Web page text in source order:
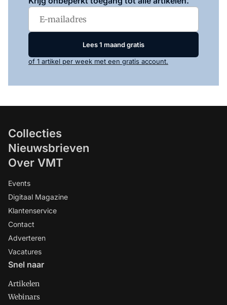
Lees 1 maand gratis
of 1 artikel per week met een gratis account.
Collecties
Nieuwsbrieven
Over VMT
Events
Digitaal Magazine
Klantenservice
Contact
Adverteren
Vacatures
Snel naar
Artikelen
Webinars